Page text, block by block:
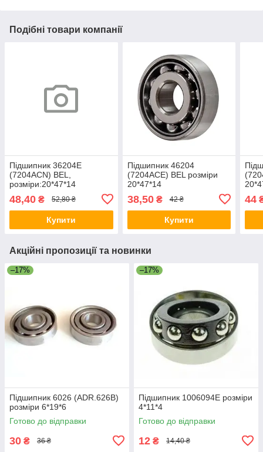
Подібні товари компанії
Підшипник 36204Е
(7204ACN) BEL,
розміри:20*47*14
48,40 ₴ 52,80 ₴
Купити
Підшипник 46204
(7204ACE) BEL розміри
20*47*14
38,50₴ 42 ₴
Купити
44
Акційні пропозиції та новинки
–17%
Підшипник 6026 (ADR.626B)
розміри 6*19*6
Готово до відправки
30 ₴ 36 ₴
–17%
Підшипник 1006094Е розміри
4*11*4
Готово до відправки
12 ₴ 14,40 ₴